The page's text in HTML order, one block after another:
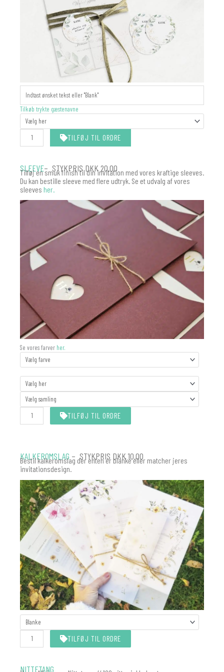
Tilkøb trykte gæstenavne
MATCHER
DIN
INVITATION
antal
TILFØJ TIL ORDRE
SLEEVE– STYKPRIS DKK 20.00
Tilføj en smuk finish til din invitation med vores kraftige sleeves.
Du kan bestille sleeve med flere udtryk. Se et udvalg af vores
sleeves her.
Se vores farver her.
SLEEVE
-
MATCHER
antal
TILFØJ TIL ORDRE
KALKEROMSLAG – STYKPRIS DKK 10.00
Bestil kalkeromslag der enten er blanke eller matcher jeres
invitationsdesign.
KALKEROMSLAG
MATCHER
INVITATIONEN
TILFØJ TIL ORDRE
NITTETANG